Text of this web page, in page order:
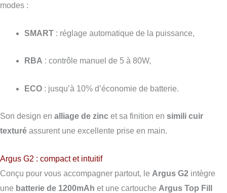
modes :
SMART : réglage automatique de la puissance,
RBA : contrôle manuel de 5 à 80W,
ECO : jusqu’à 10% d’économie de batterie.
Son design en alliage de zinc et sa finition en simili cuir
texturé assurent une excellente prise en main.
Argus G2 : compact et intuitif
Conçu pour vous accompagner partout, le Argus G2 intègre
une batterie de 1200mAh et une cartouche Argus Top Fill